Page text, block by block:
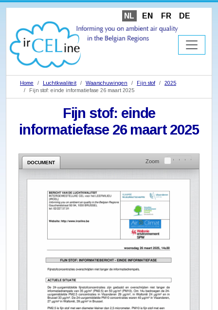
NL EN FR DE
Home Luchtkwaliteit Waarschuwingen Fijn stof
2025
Fijn stof: einde informatiefase 26 maart 2025
Fijn stof: einde
informatiefase 26 maart 2025
DOCUMENT Zoom